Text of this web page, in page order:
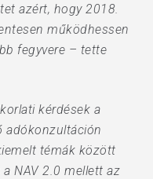
azért, hogy 2018.
működhessen
fegyvere – tette
kérdések a
adókonzultáción
témák között
NAV 2.0 mellett az